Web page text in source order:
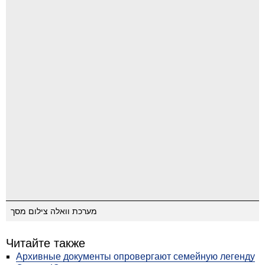
מערכת וואלה צילום מסך
Читайте также
Архивные документы опровергают семейную легенду